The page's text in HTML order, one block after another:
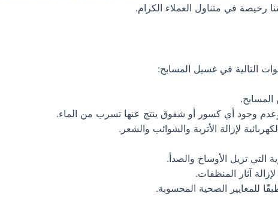
رخيصة في متناول العملاء الكرام.
التالية في غسيل المسابح:
المسابح.
وجود أي كسور أو شقوق ينتج عنها تسرب من الماء.
لإزالة الأتربة والشوائب والشعر.
تزيل الأوساخ والصدأ.
آثار المنظفات.
للمعايير الصحية المحسوبة.